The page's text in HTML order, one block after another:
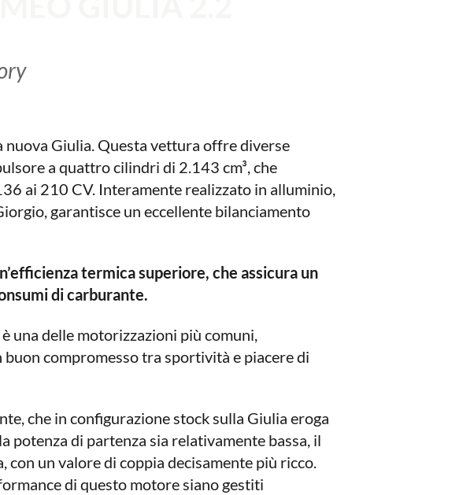
nuova Giulia. Questa vettura offre diverse
a quattro cilindri di 2.143 cm³, che
ai 210 CV. Interamente realizzato in alluminio,
garantisce un eccellente bilanciamento
termica superiore, che assicura un
di carburante.
una delle motorizzazioni più comuni,
compromesso tra sportività e piacere di
che in configurazione stock sulla Giulia eroga
potenza di partenza sia relativamente bassa, il
un valore di coppia decisamente più ricco.
di questo motore siano gestiti